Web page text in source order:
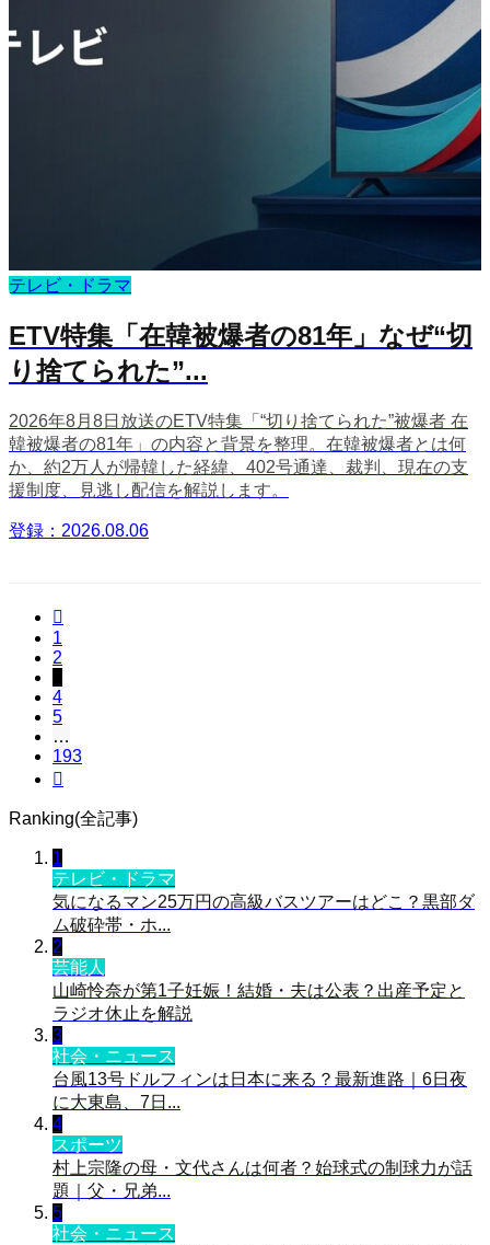
テレビ・ドラマ
ETV特集「在韓被爆者の81年」なぜ“切
り捨てられた”...
2026年8月8日放送のETV特集「“切り捨てられた”被爆者 在
韓被爆者の81年」の内容と背景を整理。在韓被爆者とは何
か、約2万人が帰韓した経緯、402号通達、裁判、現在の支
援制度、見逃し配信を解説します。
登録：2026.08.06

1
2
4
5
…
193

Ranking(全記事)
1
テレビ・ドラマ
気になるマン25万円の高級バスツアーはどこ？黒部ダ
ム破砕帯・ホ...
2
芸能人
山崎怜奈が第1子妊娠！結婚・夫は公表？出産予定と
ラジオ休止を解説
3
社会・ニュース
台風13号ドルフィンは日本に来る？最新進路｜6日夜
に大東島、7日...
4
スポーツ
村上宗隆の母・文代さんは何者？始球式の制球力が話
題｜父・兄弟...
5
社会・ニュース